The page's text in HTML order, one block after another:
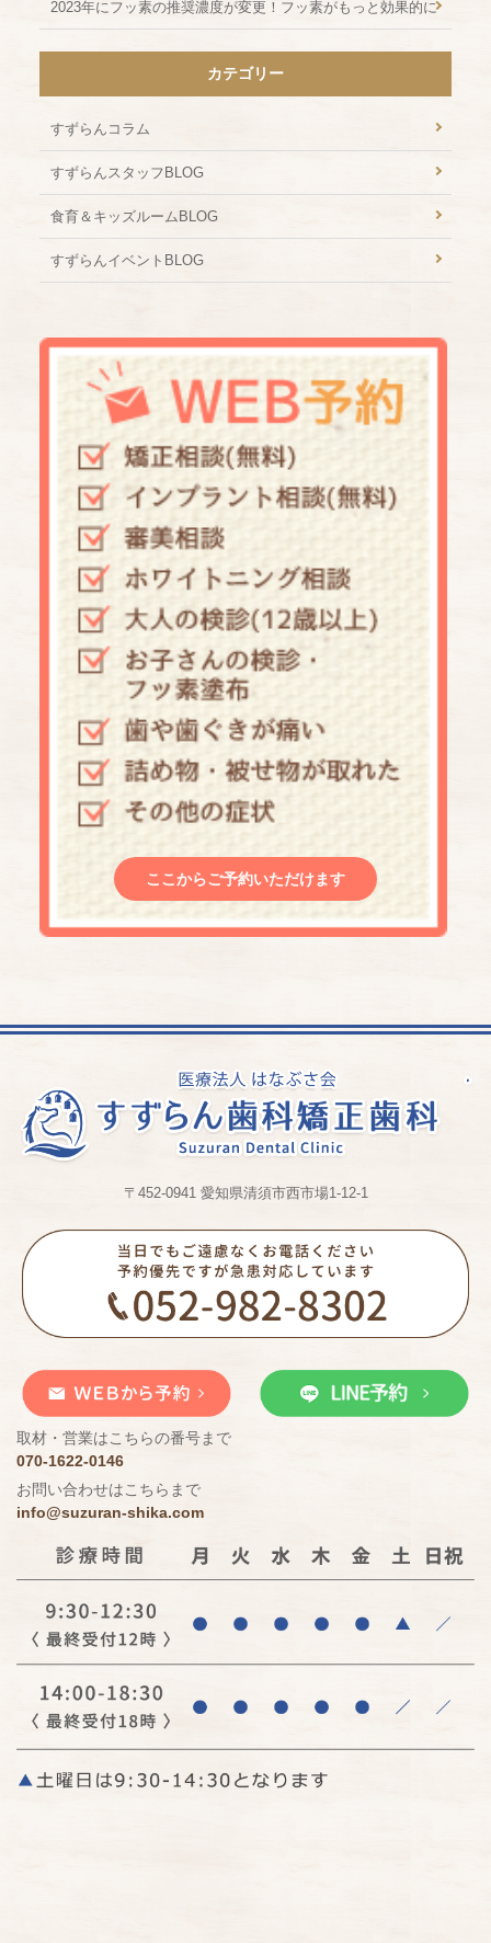
2023年にフッ素の推奨濃度が変更！フッ素がもっと効果的に
カテゴリー
すずらんコラム
すずらんスタッフBLOG
食育＆キッズルームBLOG
すずらんイベントBLOG
ここからご予約いただけます
〒452-0941 愛知県清須市西市場1-12-1
取材・営業はこちらの番号まで
070-1622-0146
お問い合わせはこちらまで
info@suzuran-shika.com